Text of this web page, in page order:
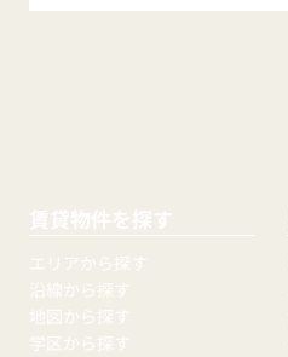
賃貸物件を探す
エリアから探す
沿線から探す
地図から探す
学区から探す